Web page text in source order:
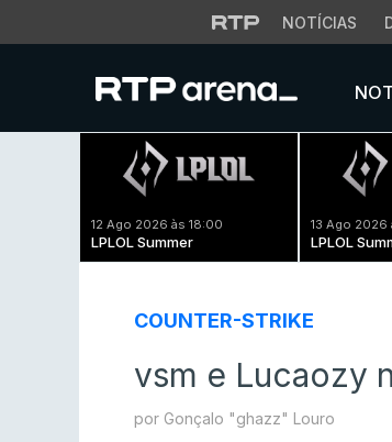
NOTÍCIAS
12 Ago 2026 às 18:00
LPLOL Summer
13 Ago 2026
LPLOL
COUNTER-STRIKE
vsm e Lucaozy
por Gonçalo "ghazz" Louro